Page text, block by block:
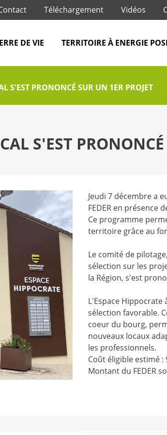
Jump to navigation
Téléchargement Vidéos
DE VIE TERRITOIRE À ENERGIE
S'EST PRONONCÉ SUR UN 1ER PROJET
S'EST
Jeudi 7 décembre a
FEDER en présence
Ce programme
territoire grâce au
Le comité de
sélection sur les
la Région, s'est
L'Espace Hippocrate
sélection favorable.
coeur du bourg,
nouveaux locaux
les professionnels.
Coût éligible estimé :
Montant du FEDER